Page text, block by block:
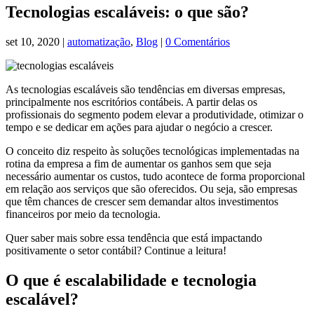
Tecnologias escaláveis: o que são?
set 10, 2020 | automatização, Blog | 0 Comentários
As tecnologias escaláveis são tendências em diversas empresas,
principalmente nos escritórios contábeis. A partir delas os
profissionais do segmento podem elevar a produtividade, otimizar o
tempo e se dedicar em ações para ajudar o negócio a crescer.
O conceito diz respeito às soluções tecnológicas implementadas na
rotina da empresa a fim de aumentar os ganhos sem que seja
necessário aumentar os custos, tudo acontece de forma proporcional
em relação aos serviços que são oferecidos. Ou seja, são empresas
que têm chances de crescer sem demandar altos investimentos
financeiros por meio da tecnologia.
Quer saber mais sobre essa tendência que está impactando
positivamente o setor contábil? Continue a leitura!
O que é escalabilidade e tecnologia
escalável?